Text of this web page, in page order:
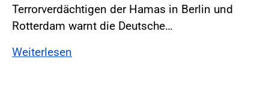
Terrorverdächtigen der Hamas in Berlin und
Rotterdam warnt die Deutsche…
Weiterlesen